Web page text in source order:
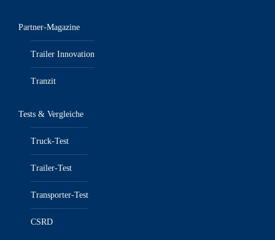
Partner-Magazine
Trailer Innovation
Tranzit
Tests & Vergleiche
Truck-Test
Trailer-Test
Transporter-Test
CSRD